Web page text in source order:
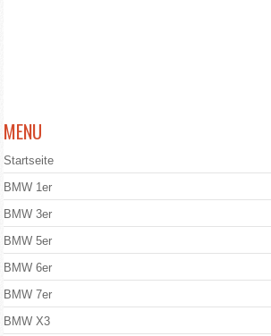
MENU
Startseite
BMW 1er
BMW 3er
BMW 5er
BMW 6er
BMW 7er
BMW X3